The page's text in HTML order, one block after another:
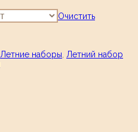
Очистить
Летние наборы Летний набор